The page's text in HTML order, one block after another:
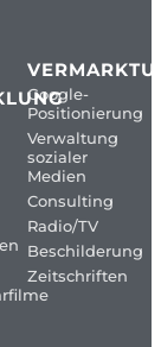
Google-
Positionierung
Verwaltung
sozialer
Medien
Consulting
Radio/TV
Beschilderung
Zeitschriften